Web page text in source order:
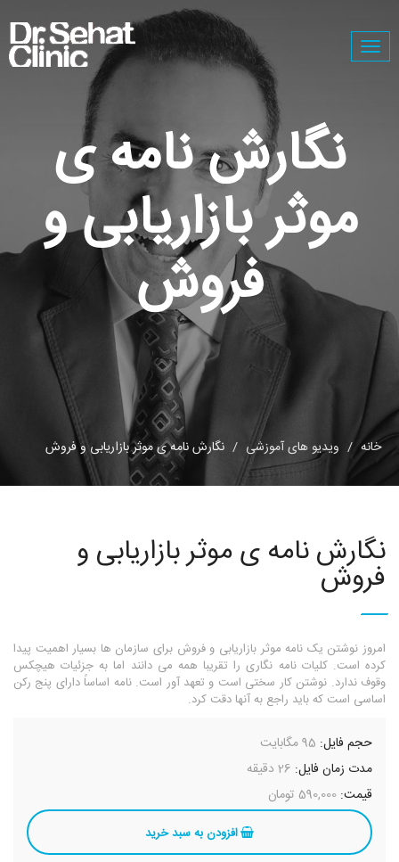
خانه ویدیو های آموزشی نگارش نامه ی موثر بازاریابی و فروش
نگارش نامه ی
موثر بازاریابی و
فروش
نگارش نامه ی موثر بازاریابی و
فروش
امروز نوشتن یک نامه موثر بازاریابی و فروش برای سازمان ها بسیار اهمیت پیدا
کرده است. کلیات نامه نگاری را تقریبا همه می دانند اما به جزئیات هیچکس
وقوف ندارد. نوشتن کار سختی است و تعهد آور است. نامه اساساً دارای پنج رکن
اساسی است که باید راجع به آنها دقت کرد.
حجم فایل: 95 مگابایت
مدت زمان فایل: 26 دقیقه
قیمت: 590,000 تومان
افزودن به سبد خرید